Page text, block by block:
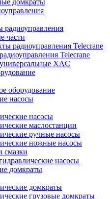
домкраты
радиоуправления
части
радиоуправления Telecrane
Telecrane
XAC
оборудование
насосы
насосы
маслостанции
ручные насосы
ножные насосы
смазки
насосы
домкраты
домкраты
грузовые домкраты